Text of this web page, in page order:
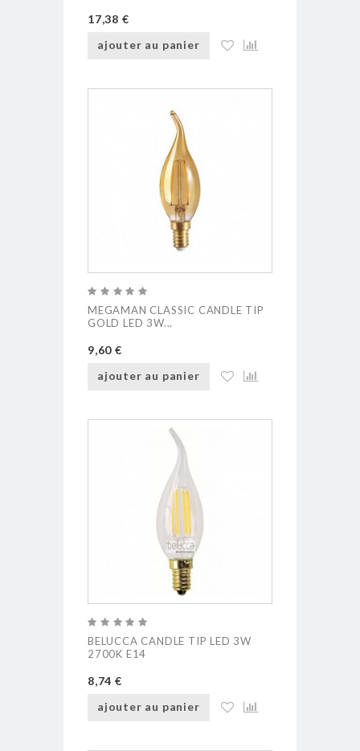
17,38 €
ajouter au panier
MEGAMAN CLASSIC CANDLE TIP
GOLD LED 3W...
9,60 €
ajouter au panier
BELUCCA CANDLE TIP LED 3W
2700K E14
8,74 €
ajouter au panier